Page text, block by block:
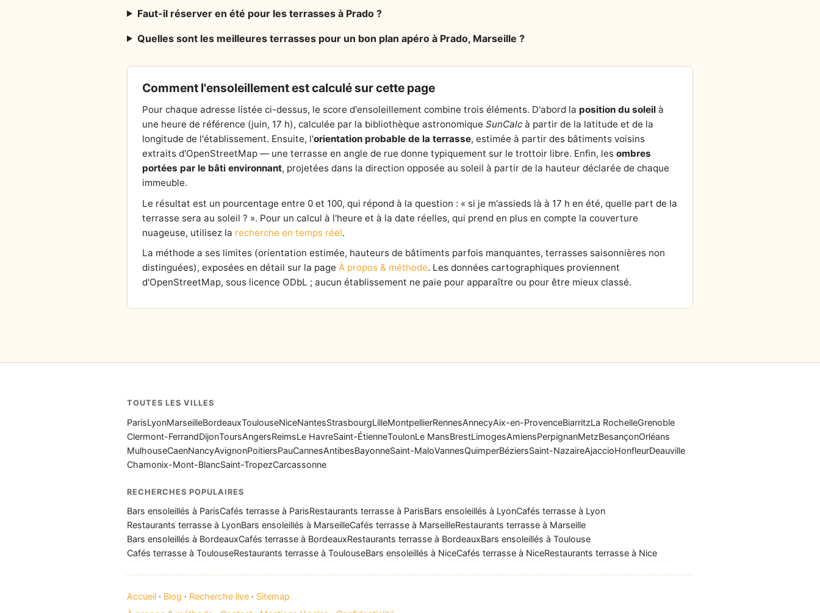
Faut-il réserver en été pour les terrasses à Prado ?
Quelles sont les meilleures terrasses pour un bon plan apéro à Prado, Marseille ?
Comment l'ensoleillement est calculé sur cette page
Pour chaque adresse listée ci-dessus, le score d'ensoleillement combine trois éléments. D'abord la position du soleil à
une heure de référence (juin, 17 h), calculée par la bibliothèque astronomique SunCalc à partir de la latitude et de la
longitude de l'établissement. Ensuite, l'orientation probable de la terrasse, estimée à partir des bâtiments voisins
extraits d'OpenStreetMap — une terrasse en angle de rue donne typiquement sur le trottoir libre. Enfin, les ombres
portées par le bâti environnant, projetées dans la direction opposée au soleil à partir de la hauteur déclarée de chaque
immeuble.
Le résultat est un pourcentage entre 0 et 100, qui répond à la question : « si je m'assieds là à 17 h en été, quelle part de la
terrasse sera au soleil ? ». Pour un calcul à l'heure et à la date réelles, qui prend en plus en compte la couverture
nuageuse, utilisez la recherche en temps réel.
La méthode a ses limites (orientation estimée, hauteurs de bâtiments parfois manquantes, terrasses saisonnières non
distinguées), exposées en détail sur la page À propos & méthode. Les données cartographiques proviennent
d'OpenStreetMap, sous licence ODbL ; aucun établissement ne paie pour apparaître ou pour être mieux classé.
TOUTES LES VILLES
ParisLyonMarseilleBordeauxToulouseNiceNantesStrasbourgLilleMontpellierRennesAnnecyAix-en-ProvenceBiarritzLa RochelleGrenoble
Clermont-FerrandDijonToursAngersReimsLe HavreSaint-ÉtienneToulonLe MansBrestLimogesAmiensPerpignanMetzBesançonOrléans
MulhouseCaenNancyAvignonPoitiersPauCannesAntibesBayonneSaint-MaloVannesQuimperBéziersSaint-NazaireAjaccioHonfleurDeauville
Chamonix-Mont-BlancSaint-TropezCarcassonne
RECHERCHES POPULAIRES
Bars ensoleillés à ParisCafés terrasse à ParisRestaurants terrasse à ParisBars ensoleillés à LyonCafés terrasse à Lyon
Restaurants terrasse à LyonBars ensoleillés à MarseilleCafés terrasse à MarseilleRestaurants terrasse à Marseille
Bars ensoleillés à BordeauxCafés terrasse à BordeauxRestaurants terrasse à BordeauxBars ensoleillés à Toulouse
Cafés terrasse à ToulouseRestaurants terrasse à ToulouseBars ensoleillés à NiceCafés terrasse à NiceRestaurants terrasse à Nice
Accueil · Blog · Recherche live · Sitemap